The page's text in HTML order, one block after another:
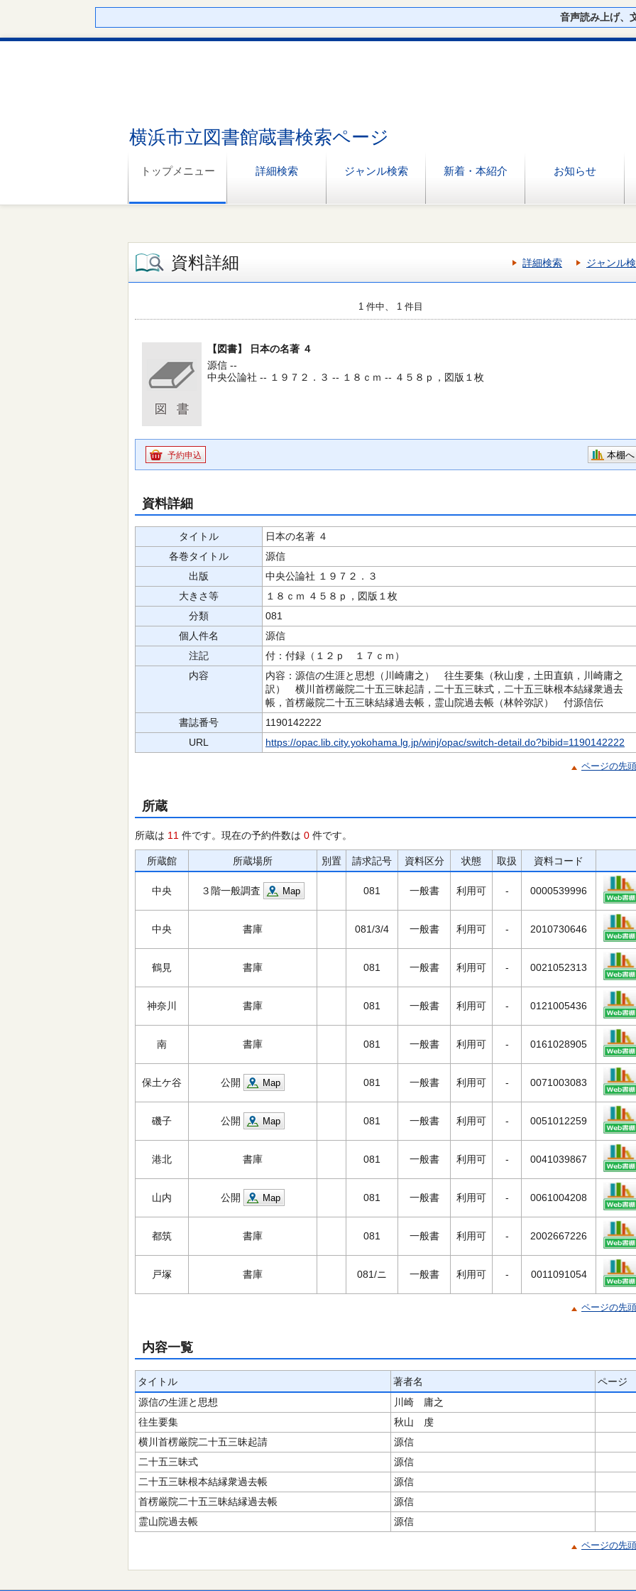
音声読み上げ、
横浜市立図書館蔵書検索ページ
トップメニュー 詳細検索 ジャンル検索 新着・本紹介 お知らせ
資料詳細 詳細検索 ジャンル
1 件中、 1 件目
【図書】
日本の名著 ４
源信 --
中央公論社 -- １９７２．３ -- １８ｃｍ -- ４５８ｐ，図版１枚
予約申込 本棚へ
資料詳細
タイトル
日本の名著 ４
各巻タイトル
源信
出版
中央公論社 １９７２．３
大きさ等
１８ｃｍ ４５８ｐ，図版１枚
分類
081
個人件名
源信
注記
付：付録（１２ｐ １７ｃｍ）
内容
内容：源信の生涯と思想（川崎庸之） 往生要集（秋山虔，土田直鎮，川崎庸之
訳） 横川首楞厳院二十五三昧起請，二十五三昧式，二十五三昧根本結縁衆過去
帳，首楞厳院二十五三昧結縁過去帳，霊山院過去帳（林幹弥訳） 付源信伝
書誌番号
1190142222
URL
https://opac.lib.city.yokohama.lg.jp/winj/opac/switch-detail.do?bibid=1190142222
ページの先
所蔵
所蔵は 11 件です。現在の予約件数は 0 件です。
所蔵館 所蔵場所 別置 請求記号 資料区分 状態 取扱 資料コード
中央 ３階一般調査 Map 081 一般書 利用可 - 0000539996
中央 書庫 081/3/4 一般書 利用可 - 2010730646
鶴見 書庫 081 一般書 利用可 - 0021052313
神奈川 書庫 081 一般書 利用可 - 0121005436
南 書庫 081 一般書 利用可 - 0161028905
保土ケ谷 公開 Map 081 一般書 利用可 - 0071003083
磯子 公開 Map 081 一般書 利用可 - 0051012259
港北 書庫 081 一般書 利用可 - 0041039867
山内 公開 Map 081 一般書 利用可 - 0061004208
都筑 書庫 081 一般書 利用可 - 2002667226
戸塚 書庫 081/ニ 一般書 利用可 - 0011091054
ページの先
内容一覧
タイトル 著者名
ページ
源信の生涯と思想
川崎 庸之
往生要集
秋山 虔
横川首楞厳院二十五三昧起請
源信
二十五三昧式
源信
二十五三昧根本結縁衆過去帳
源信
首楞厳院二十五三昧結縁過去帳
源信
霊山院過去帳
源信
ページの先